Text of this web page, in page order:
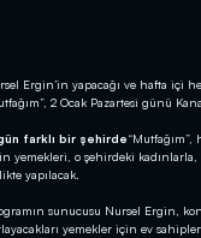
Ergin’in yapacağı ve hafta içi
2 Ocak Pazartesi günü
farklı bir şehirde
yemekleri, o şehirdeki kadınlarla,
yapılacak.
sunucusu Nursel Ergin,
yemekler için ev